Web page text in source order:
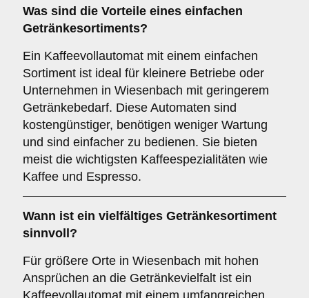
Was sind die Vorteile eines einfachen
Getränkesortiments?
Ein Kaffeevollautomat mit einem einfachen
Sortiment ist ideal für kleinere Betriebe oder
Unternehmen in Wiesenbach mit geringerem
Getränkebedarf. Diese Automaten sind
kostengünstiger, benötigen weniger Wartung
und sind einfacher zu bedienen. Sie bieten
meist die wichtigsten Kaffeespezialitäten wie
Kaffee und Espresso.
Wann ist ein vielfältiges Getränkesortiment
sinnvoll?
Für größere Orte in Wiesenbach mit hohen
Ansprüchen an die Getränkevielfalt ist ein
Kaffeevollautomat mit einem umfangreichen